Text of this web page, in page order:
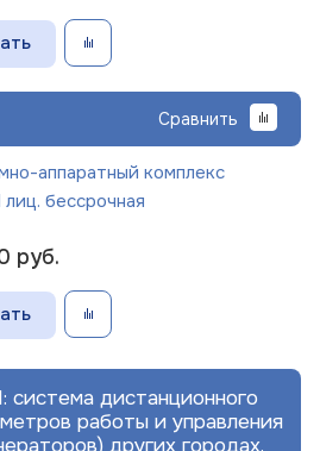
Сравнить
аппаратный комплекс
бессрочная
руб.
дистанционного
работы и управления
других городах.